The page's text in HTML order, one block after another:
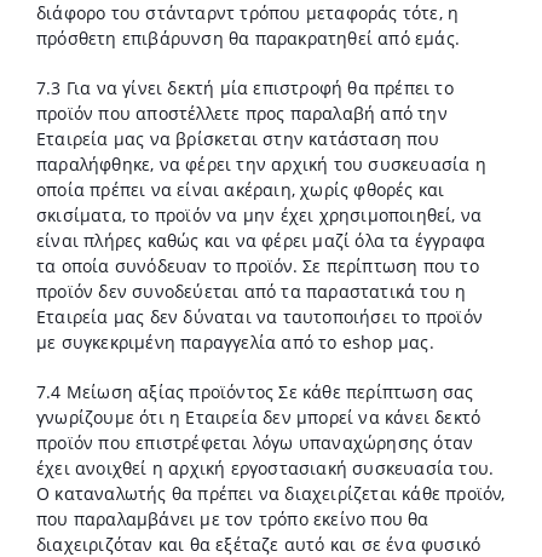
διάφορο του στάνταρντ τρόπου μεταφοράς τότε, η
πρόσθετη επιβάρυνση θα παρακρατηθεί από εμάς.
7.3 Για να γίνει δεκτή μία επιστροφή θα πρέπει το
προϊόν που αποστέλλετε προς παραλαβή από την
Εταιρεία μας να βρίσκεται στην κατάσταση που
παραλήφθηκε, να φέρει την αρχική του συσκευασία η
οποία πρέπει να είναι ακέραιη, χωρίς φθορές και
σκισίματα, το προϊόν να μην έχει χρησιμοποιηθεί, να
είναι πλήρες καθώς και να φέρει μαζί όλα τα έγγραφα
τα οποία συνόδευαν το προϊόν. Σε περίπτωση που το
προϊόν δεν συνοδεύεται από τα παραστατικά του η
Εταιρεία μας δεν δύναται να ταυτοποιήσει το προϊόν
με συγκεκριμένη παραγγελία από το eshop μας.
7.4 Μείωση αξίας προϊόντος Σε κάθε περίπτωση σας
γνωρίζουμε ότι η Εταιρεία δεν μπορεί να κάνει δεκτό
προϊόν που επιστρέφεται λόγω υπαναχώρησης όταν
έχει ανοιχθεί η αρχική εργοστασιακή συσκευασία του.
Ο καταναλωτής θα πρέπει να διαχειρίζεται κάθε προϊόν,
που παραλαμβάνει με τον τρόπο εκείνο που θα
διαχειριζόταν και θα εξέταζε αυτό και σε ένα φυσικό